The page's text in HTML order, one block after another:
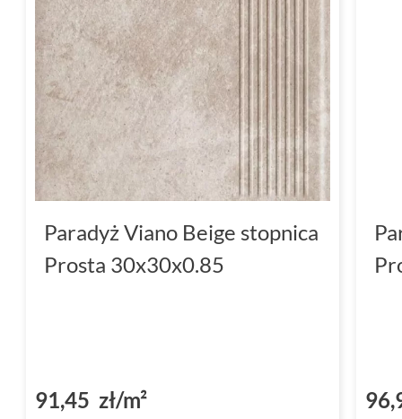
Paradyż Viano Beige stopnica
Prosta 30x30x0.85
91,45 zł/m²